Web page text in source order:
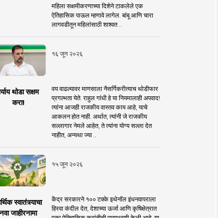
महिला सक्षमीकरणाच्या दिशेने टाकलेले एक
ऐतिहासिक पाऊल म्हणावे लागेल. बांबू आणि चारा
लागवडीतून महिलांसाठी शाश्वत ..
१६ जून २०२६
थोडा सक्षम
करा!
वय वाढल्यावर माणसाला नैसर्गिकरीत्याच थोडीफार
प्रगल्भता येते. राहुल गांधी हे या नियमालाही अपवाद!
त्यांना आजही राजकीय वास्तव काय आहे, याचे
आकलन होत नाही. अर्थात, त्यांनी जे राजकीय
सल्लागार नेमले आहेत, ते त्यांना योग्य सल्ला देत
नाहीत, अन्यथा ज्या ..
१५ जून २०२६
स्वातंत्र्याचा
जाहीरनामा
केंद्र सरकारने १०० टक्के इथेनॉल इंधनवापराला
हिरवा कंदील देत, देशाच्या ऊर्जा आणि कृषिक्षेत्रात